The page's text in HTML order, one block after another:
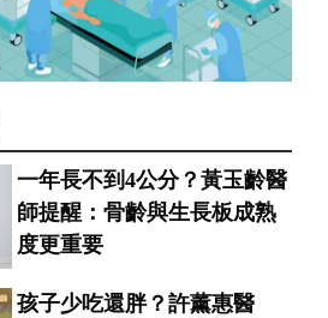
一年長不到4公分？黃玉齡醫
師提醒：骨齡與生長板成熟
度更重要
孩子少吃還胖？許薰惠醫